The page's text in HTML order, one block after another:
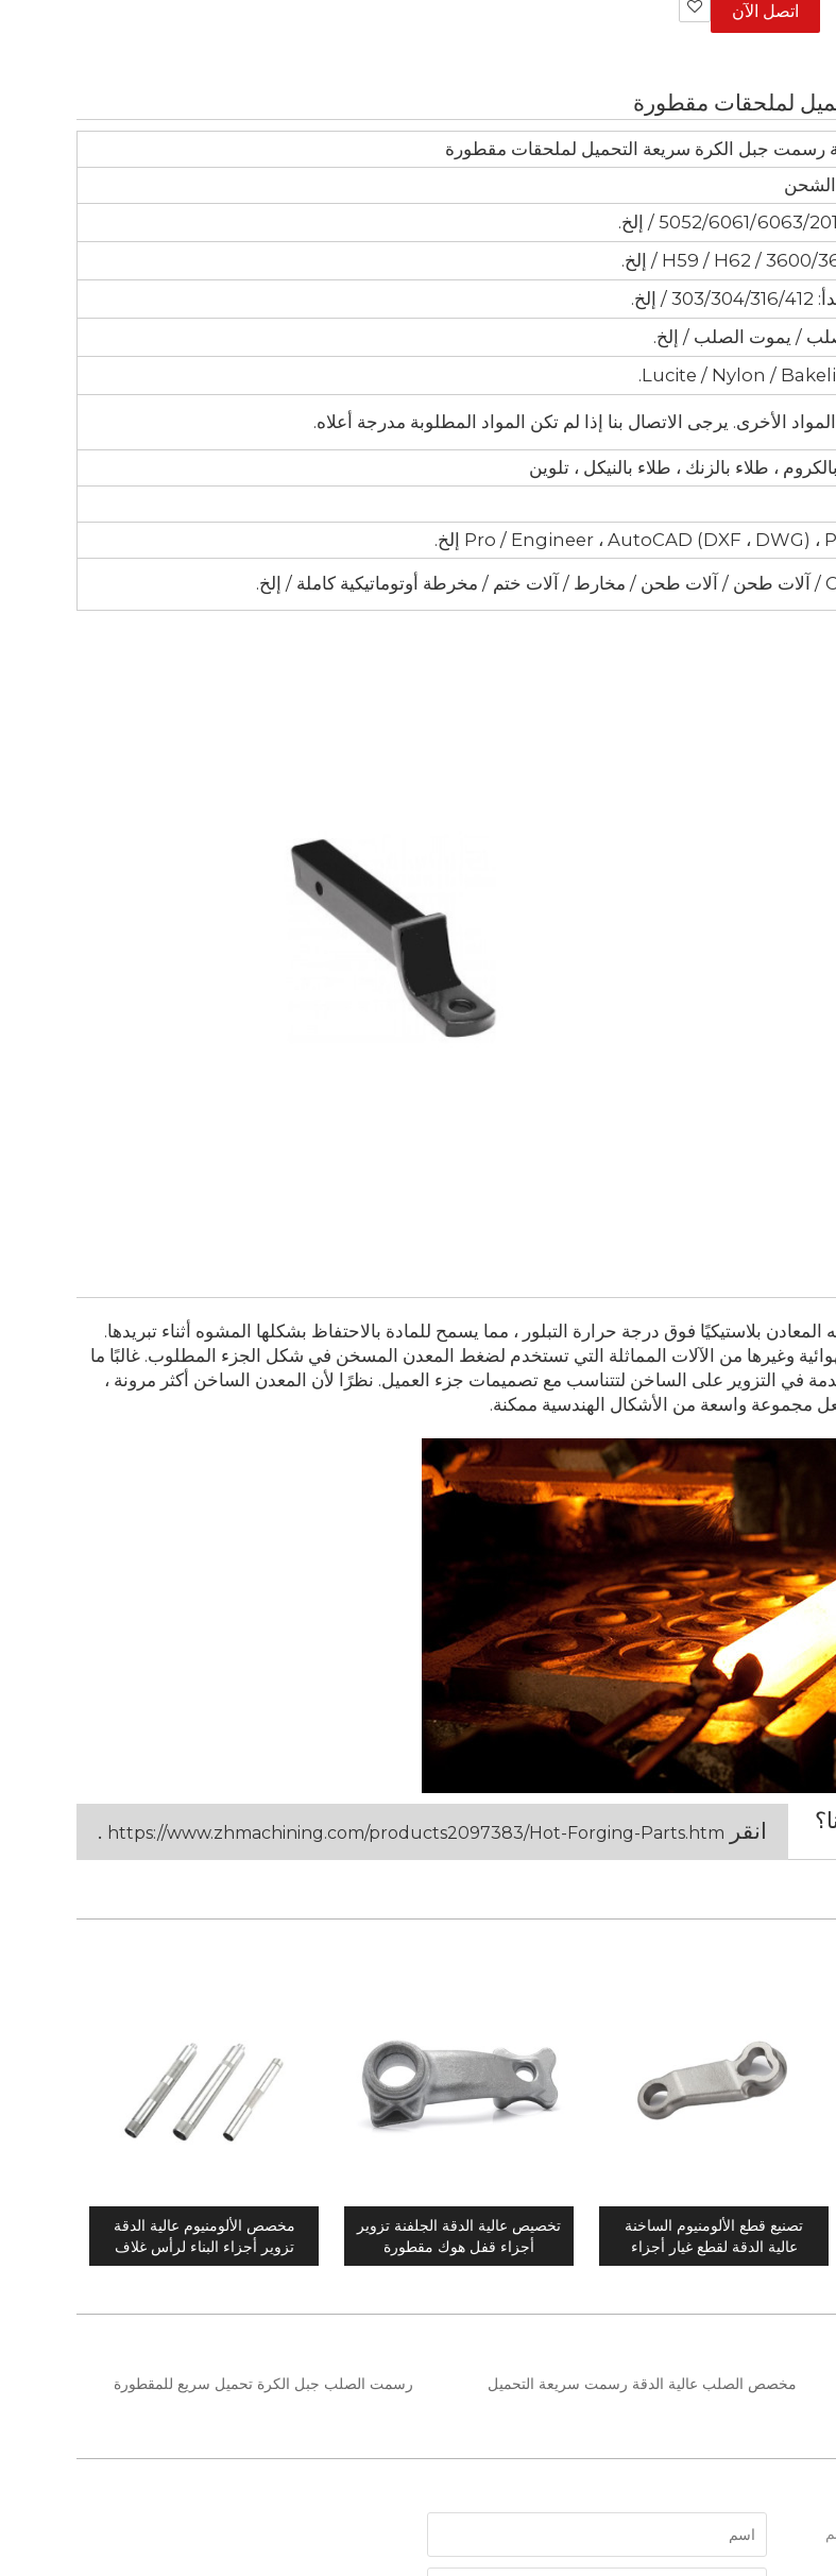
اتصل الآن
لملحقات مقطورة
رسمت جبل الكرة سريعة التحميل لملحقات مقطورة
/ يموت الصلب / إلخ.
الأخرى. يرجى الاتصال بنا إذا لم تكن المواد المطلوبة مدرجة أعلاه.
، طلاء بالزنك ، طلاء بالنيكل ، تلوين
بلاستيكيًا فوق درجة حرارة التبلور ، مما يسمح للمادة بالاحتفاظ بشكلها المشوه أثناء تبريدها.
وغيرها من الآلات المماثلة التي تستخدم لضغط المعدن المسخن في شكل الجزء المطلوب. غالبًا ما
في التزوير على الساخن لتتناسب مع تصميمات جزء العميل. نظرًا لأن المعدن الساخن أكثر مرونة ،
مجموعة واسعة من الأشكال الهندسية ممكنة.
انقر https://www.zhmachining.com/products2097383/Hot-Forging-Parts.htm
.
تصنيع قطع الألومنيوم الساخنة
عالية الدقة لقطع غيار أجزاء
الدراجة الجبلية
تخصيص عالية الدقة الجلفنة تزوير
أجزاء قفل هوك مقطورة
مخصص الألومنيوم عالية الدقة
تزوير أجزاء البناء لرأس غلاف
حقول النفط
مخصص الصلب عالية الدقة رسمت سريعة التحميل رسمت الصلب جبل الكرة تحميل سريع للمقطورة